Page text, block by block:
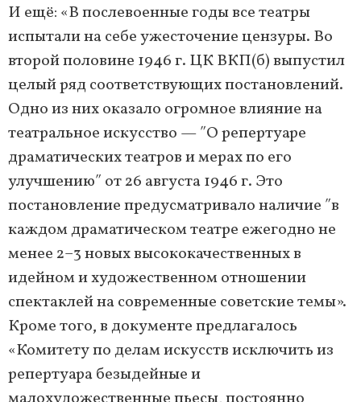
И ещё: «В послевоенные годы все театры
испытали на себе ужесточение цензуры. Во
второй половине 1946 г. ЦК ВКП(б) выпустил
целый ряд соответствующих постановлений.
Одно из них оказало огромное влияние на
театральное искусство — ʺО репертуаре
драматических театров и мерах по его
улучшениюʺ от 26 августа 1946 г. Это
постановление предусматривало наличие ʺв
каждом драматическом театре ежегодно не
менее 2–3 новых высококачественных в
идейном и художественном отношении
спектаклей на современные советские темы».
Кроме того, в документе предлагалось
«Комитету по делам искусств исключить из
репертуара безыдейные и